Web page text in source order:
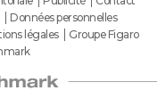
Données personnelles
légales
Groupe Figaro